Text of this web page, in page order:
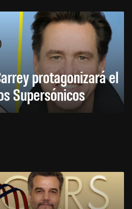
protagonizará el
Supersónicos